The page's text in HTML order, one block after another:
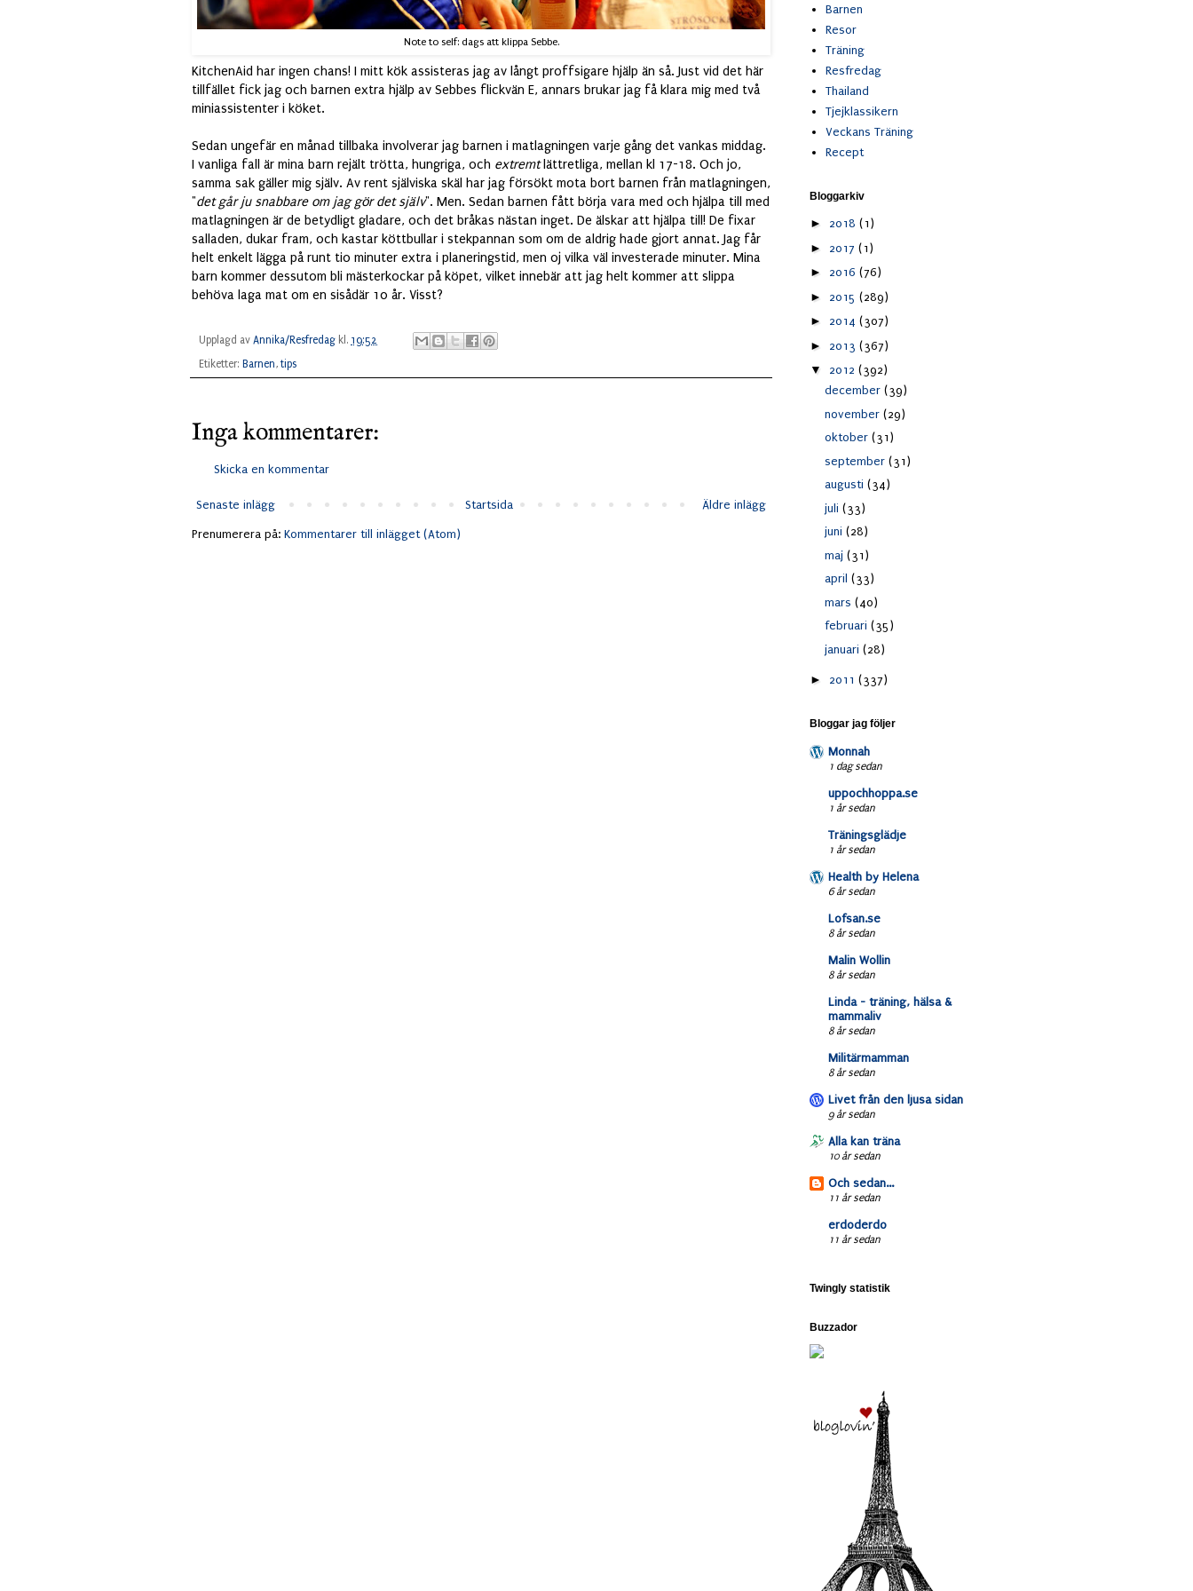
Note to self: dags att klippa Sebbe.
KitchenAid har ingen chans! I mitt kök assisteras jag av långt proffsigare hjälp än så. Just vid det här
tillfället fick jag och barnen extra hjälp av Sebbes flickvän E, annars brukar jag få klara mig med två
miniassistenter i köket.
Sedan ungefär en månad tillbaka involverar jag barnen i matlagningen varje gång det vankas middag.
I vanliga fall är mina barn rejält trötta, hungriga, och extremtlättretliga, mellan kl 17-18. Och jo,
samma sak gäller mig själv. Av rent själviska skäl har jag försökt mota bort barnen från matlagningen,
"det går ju snabbare om jag gör det själv". Men. Sedan barnen fått börja vara med och hjälpa till med
matlagningen är de betydligt gladare, och det bråkas nästan inget. De älskar att hjälpa till! De fixar
salladen, dukar fram, och kastar köttbullar i stekpannan som om de aldrig hade gjort annat. Jag får
helt enkelt lägga på runt tio minuter extra i planeringstid, men oj vilka väl investerade minuter. Mina
barn kommer dessutom bli mästerkockar på köpet, vilket innebär att jag helt kommer att slippa
behöva laga mat om en sisådär 10 år. Visst?
Upplagd av Annika/Resfredag kl. 19:52
Etiketter: Barnen,tips
Inga kommentarer:
Skicka en kommentar
Senaste inlägg Äldre inlägg
Startsida
Prenumerera på: Kommentarer till inlägget (Atom)
Barnen
Resor
Träning
Resfredag
Thailand
Tjejklassikern
Veckans Träning
Recept
Bloggarkiv
► 2018 (1)
► 2017 (1)
► 2016 (76)
► 2015 (289)
► 2014 (307)
► 2013 (367)
▼ 2012 (392)
december (39)
november (29)
oktober (31)
september (31)
augusti (34)
juli (33)
juni (28)
maj (31)
april (33)
mars (40)
februari (35)
januari (28)
► 2011 (337)
Bloggar jag följer
Monnah
1 dag sedan
uppochhoppa.se
1 år sedan
Träningsglädje
1 år sedan
Health by Helena
6 år sedan
Lofsan.se
8 år sedan
Malin Wollin
8 år sedan
Linda - träning, hälsa &
mammaliv
8 år sedan
Militärmamman
8 år sedan
Livet från den ljusa sidan
9 år sedan
Alla kan träna
10 år sedan
Och sedan...
11 år sedan
erdoderdo
11 år sedan
Twingly statistik
Buzzador